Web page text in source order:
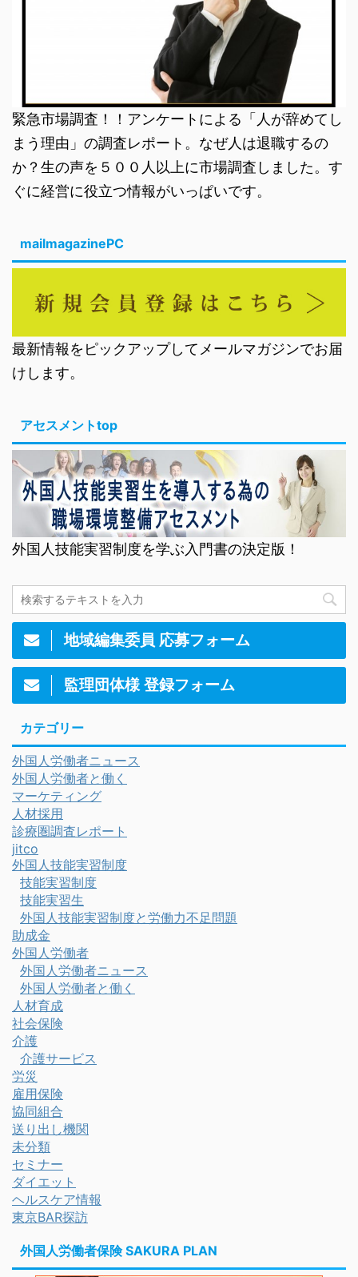
緊急市場調査！！アンケートによる「人が辞めてし
まう理由」の調査レポート。なぜ人は退職するの
か？生の声を５００人以上に市場調査しました。す
ぐに経営に役立つ情報がいっぱいです。
mailmagazinePC
最新情報をピックアップしてメールマガジンでお届
けします。
アセスメントtop
外国人技能実習制度を学ぶ入門書の決定版！
地域編集委員 応募フォーム
監理団体様 登録フォーム
カテゴリー
外国人労働者ニュース
外国人労働者と働く
マーケティング
人材採用
診療圏調査レポート
jitco
外国人技能実習制度
技能実習制度
技能実習生
外国人技能実習制度と労働力不足問題
助成金
外国人労働者
外国人労働者ニュース
外国人労働者と働く
人材育成
社会保険
介護
介護サービス
労災
雇用保険
協同組合
送り出し機関
未分類
セミナー
ダイエット
ヘルスケア情報
東京BAR探訪
外国人労働者保険 SAKURA PLAN